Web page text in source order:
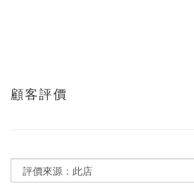
顧客評價